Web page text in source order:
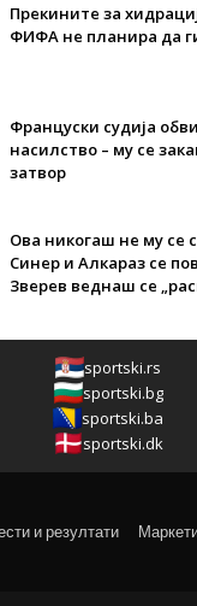
Прекините за
ФИФА не планира да
Француски судија
насилство – му се
затвор
Ова никогаш не му се
Синер и Алкараз се
Зверев веднаш се
sportski.rs
sportski.bg
sportski.ba
sportski.dk
и резултати